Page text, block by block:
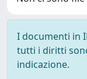
I documenti in
tutti i diritti
indicazione.